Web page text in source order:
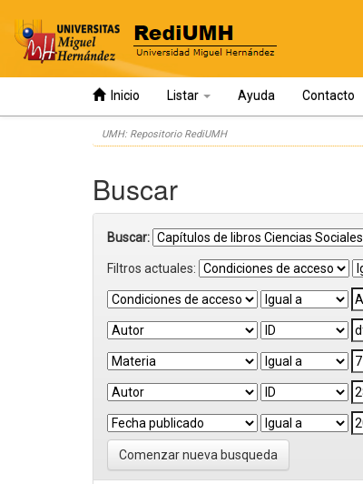
Inicio Listar Ayuda Contacto
UMH: Repositorio RediUMH
Buscar
Buscar:
Filtros actuales:
Comenzar nueva busqueda